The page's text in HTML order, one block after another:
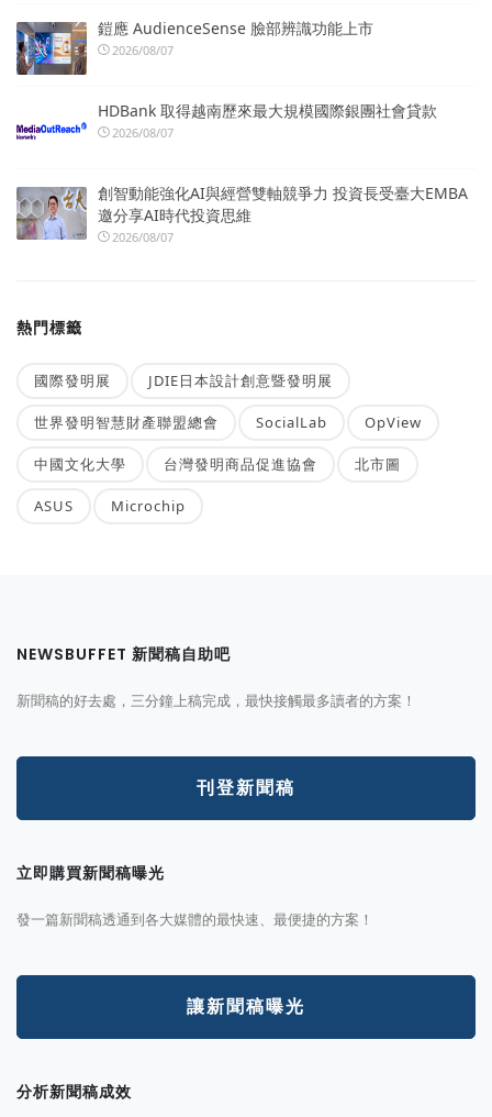
鎧應 AudienceSense 臉部辨識功能上市
2026/08/07
HDBank 取得越南歷來最大規模國際銀團社會貸款
2026/08/07
創智動能強化AI與經營雙軸競爭力 投資長受臺大EMBA
邀分享AI時代投資思維
2026/08/07
熱門標籤
國際發明展 JDIE日本設計創意暨發明展
世界發明智慧財產聯盟總會 SocialLab OpView
中國文化大學 台灣發明商品促進協會 北市圖
ASUS Microchip
NEWSBUFFET 新聞稿自助吧
新聞稿的好去處，三分鐘上稿完成，最快接觸最多讀者的方案！
刊登新聞稿
立即購買新聞稿曝光
發一篇新聞稿透通到各大媒體的最快速、最便捷的方案！
讓新聞稿曝光
分析新聞稿成效